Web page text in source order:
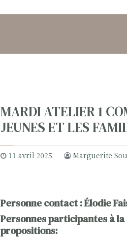
MARDI ATELIER 1
JEUNES ET LES
11 avril 2025 Marguerite
Personne contact :Élodie
Personnes participantes à
propositions: